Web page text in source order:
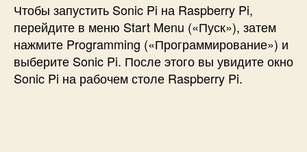
Чтобы запустить Sonic Pi на Raspberry Pi,
перейдите в меню Start Menu («Пуск»), затем
нажмите Programming («Программирование») и
выберите Sonic Pi. После этого вы увидите окно
Sonic Pi на рабочем столе Raspberry Pi.